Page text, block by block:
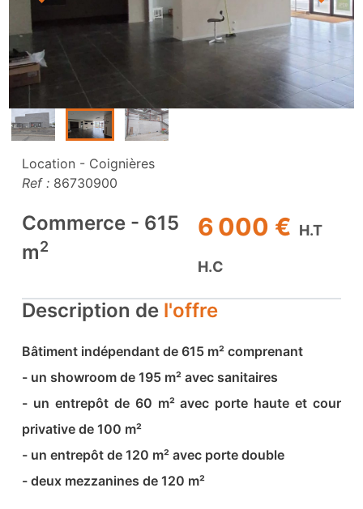
Location - Coignières
Ref : 86730900
Commerce - 615
m2
6 000 € H.T
H.C
Description de l'offre
Bâtiment indépendant de 615 m² comprenant
- un showroom de 195 m² avec sanitaires
- un entrepôt de 60 m² avec porte haute et cour
privative de 100 m²
- un entrepôt de 120 m² avec porte double
- deux mezzanines de 120 m²